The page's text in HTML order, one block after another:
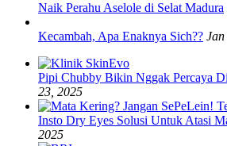
Naik Perahu Aselole di Selat Madura
Kecambah, Apa Enaknya Sich??
Pipi Chubby Bikin Nggak Percaya
23, 2025
Insto Dry Eyes Solusi Untuk Atasi
2025